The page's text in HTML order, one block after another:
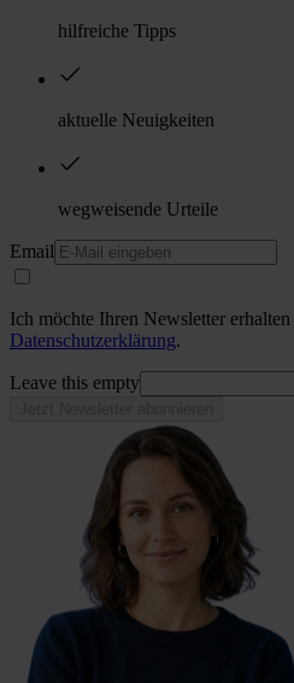
hilfreiche Tipps
aktuelle Neuigkeiten
wegweisende Urteile
Email
Ich möchte Ihren Newsletter
Datenschutzerklärung.
Leave this empty